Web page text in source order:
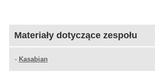
Materiały dotyczące zespołu
- Kasabian